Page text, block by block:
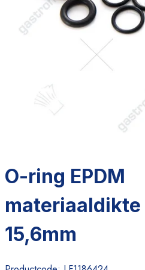
O-ring EPDM
materiaaldikte
15,6mm